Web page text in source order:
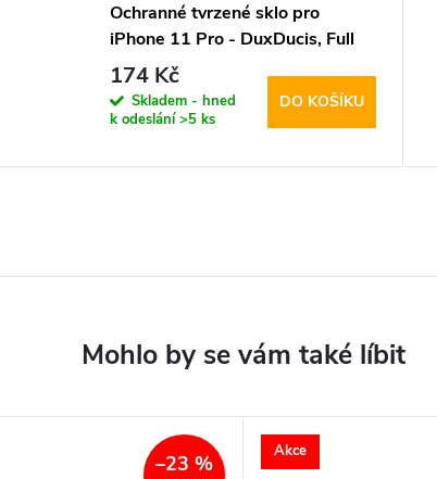
Ochranné tvrzené sklo pro
iPhone 11 Pro - DuxDucis, Full
Glass Black
174 Kč
Skladem - hned
k odeslání>5 ks
DO KOŠÍKU
–23 % Akce